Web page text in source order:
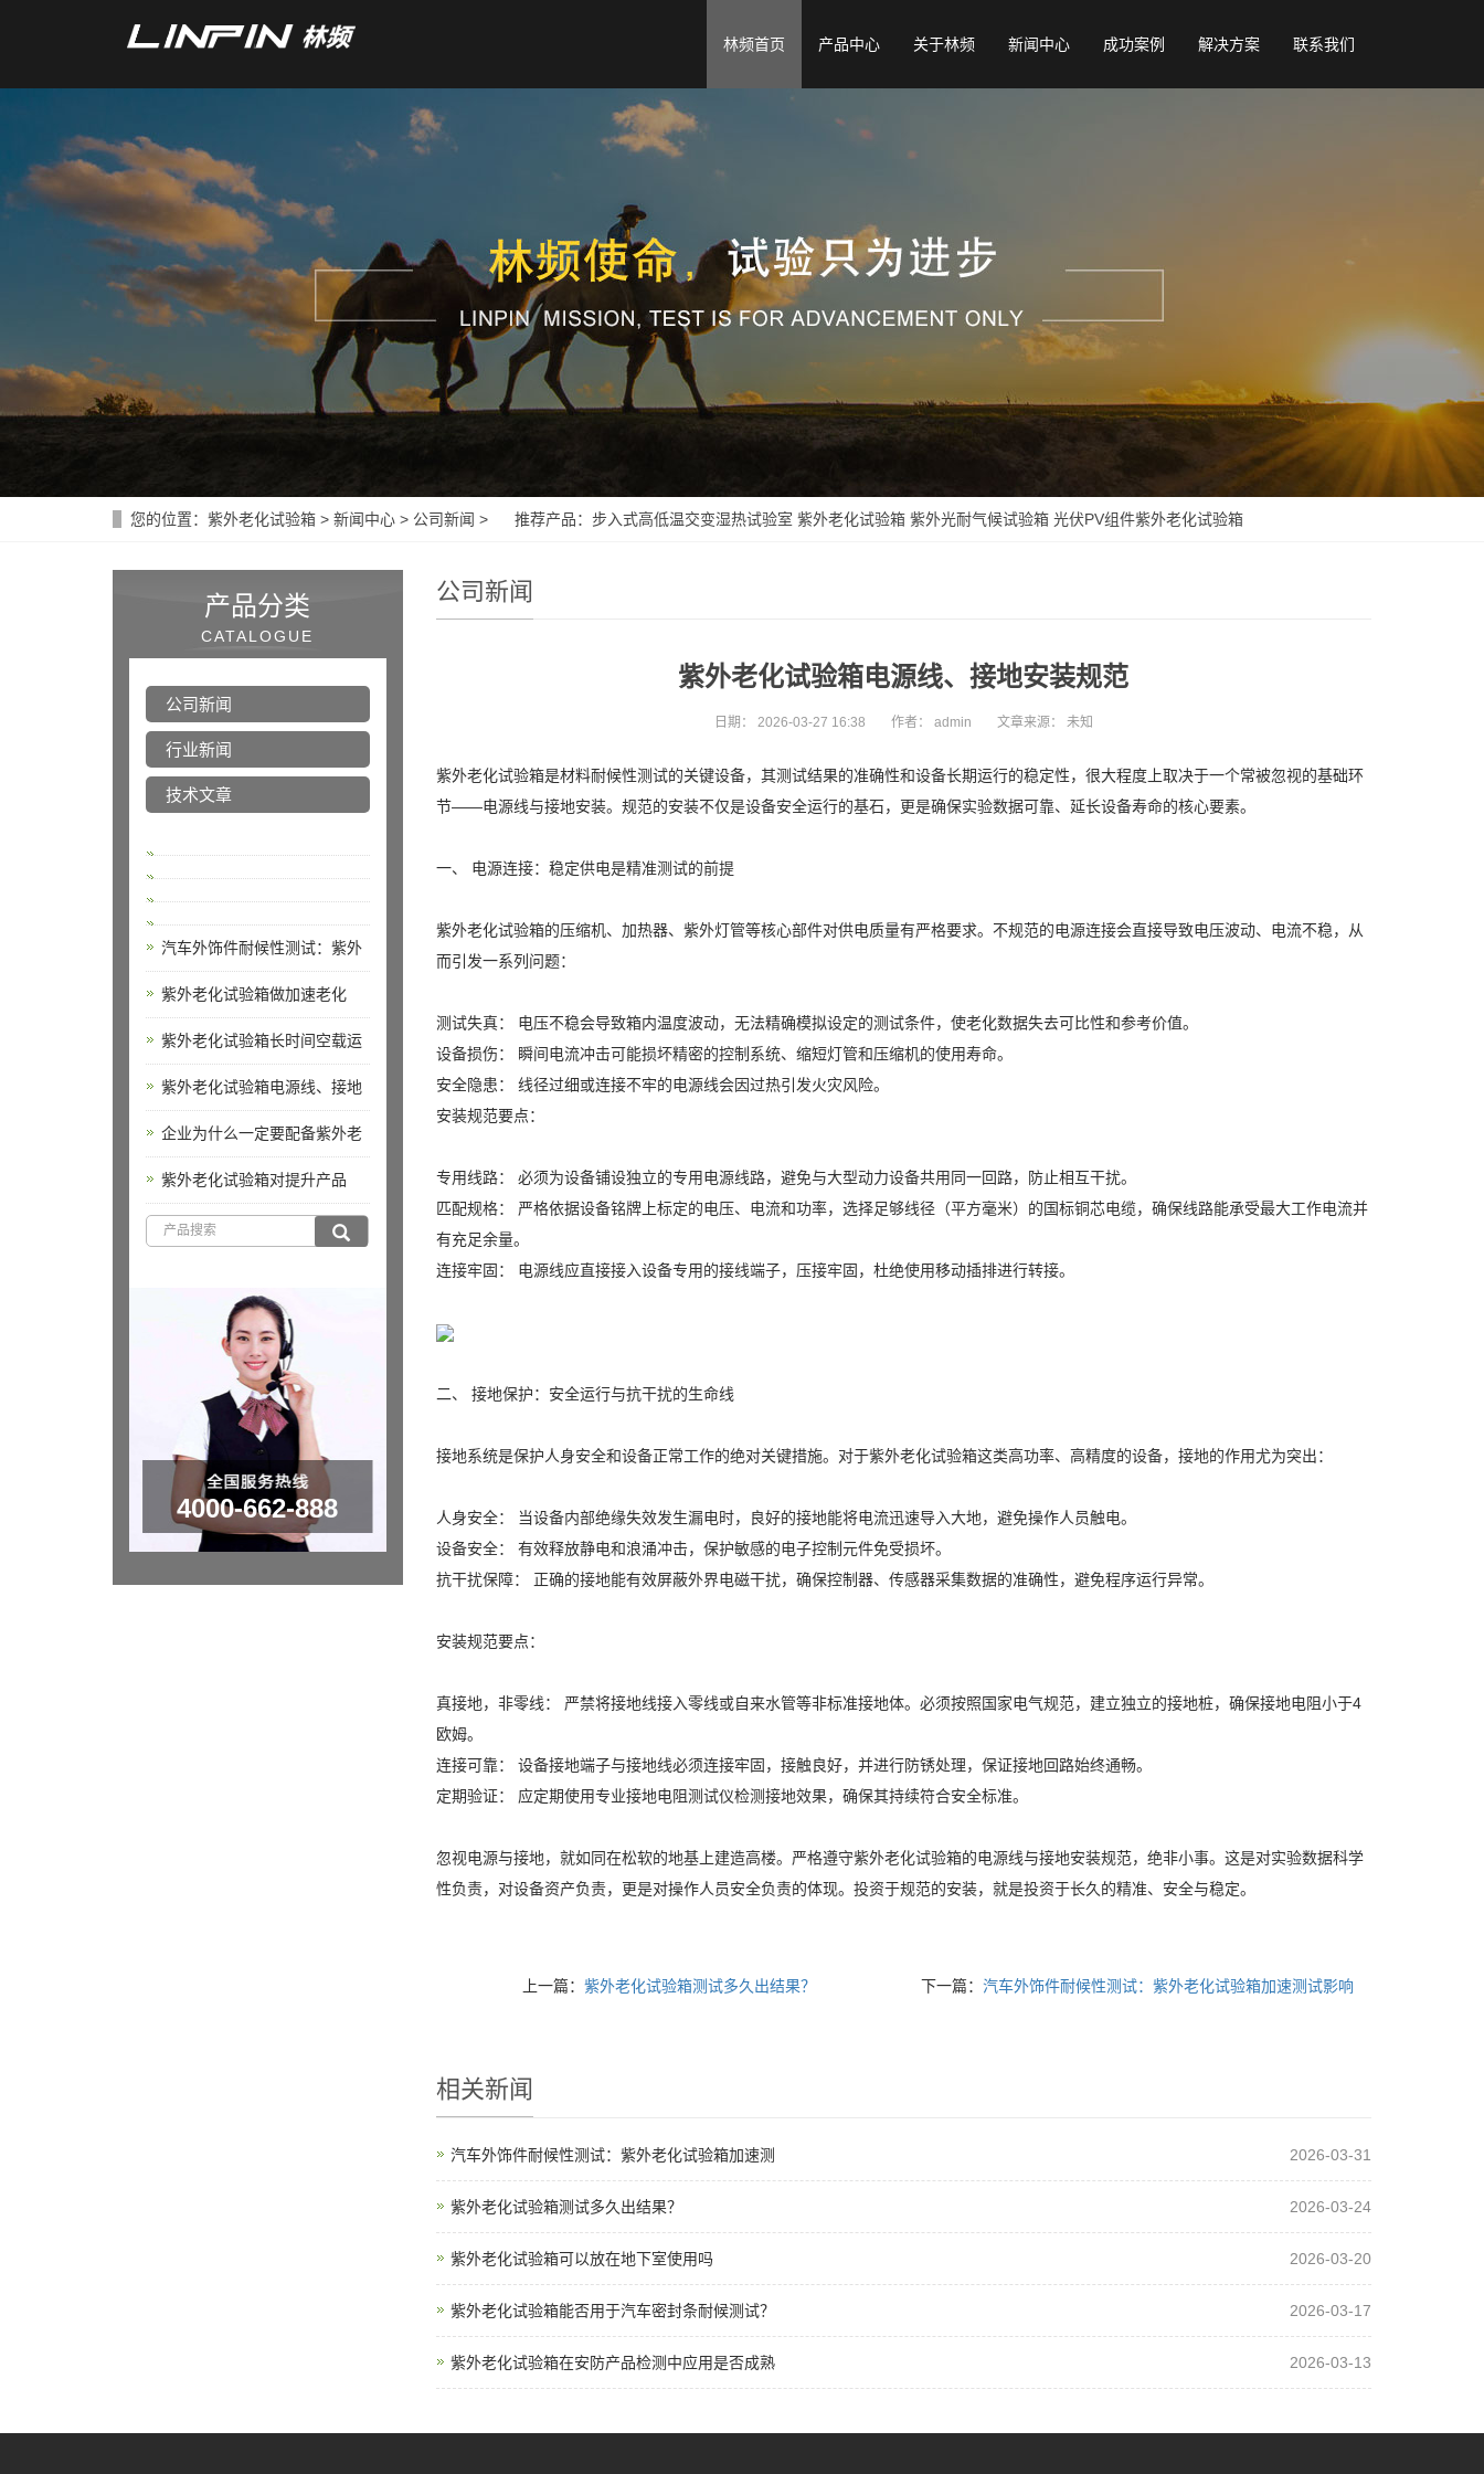
林频首页 产品中心 关于林频 新闻中心 成功案例 解决方案 联系我们
您的位置： 紫外老化试验箱 > 新闻中心 > 公司新闻 > 推荐产品： 步入式高低温交变湿热试验室 紫外老化试验箱 紫外光耐气候试验箱 光伏PV组件紫外老化试验箱
公司新闻
紫外老化试验箱电源线、接地安装规范
日期： 2026-03-27 16:38 作者： admin 文章来源： 未知
紫外老化试验箱是材料耐候性测试的关键设备，其测试结果的准确性和设备长期运行的稳定性，很大程度上取决于一个常被忽视的基础环
节——电源线与接地安装。规范的安装不仅是设备安全运行的基石，更是确保实验数据可靠、延长设备寿命的核心要素。
一、 电源连接：稳定供电是精准测试的前提
紫外老化试验箱的压缩机、加热器、紫外灯管等核心部件对供电质量有严格要求。不规范的电源连接会直接导致电压波动、电流不稳，从
而引发一系列问题：
测试失真： 电压不稳会导致箱内温度波动，无法精确模拟设定的测试条件，使老化数据失去可比性和参考价值。
设备损伤： 瞬间电流冲击可能损坏精密的控制系统、缩短灯管和压缩机的使用寿命。
安全隐患： 线径过细或连接不牢的电源线会因过热引发火灾风险。
安装规范要点：
专用线路： 必须为设备铺设独立的专用电源线路，避免与大型动力设备共用同一回路，防止相互干扰。
匹配规格： 严格依据设备铭牌上标定的电压、电流和功率，选择足够线径（平方毫米）的国标铜芯电缆，确保线路能承受最大工作电流并
有充足余量。
连接牢固： 电源线应直接接入设备专用的接线端子，压接牢固，杜绝使用移动插排进行转接。
二、 接地保护：安全运行与抗干扰的生命线
接地系统是保护人身安全和设备正常工作的绝对关键措施。对于紫外老化试验箱这类高功率、高精度的设备，接地的作用尤为突出：
人身安全： 当设备内部绝缘失效发生漏电时，良好的接地能将电流迅速导入大地，避免操作人员触电。
设备安全： 有效释放静电和浪涌冲击，保护敏感的电子控制元件免受损坏。
抗干扰保障： 正确的接地能有效屏蔽外界电磁干扰，确保控制器、传感器采集数据的准确性，避免程序运行异常。
安装规范要点：
真接地，非零线： 严禁将接地线接入零线或自来水管等非标准接地体。必须按照国家电气规范，建立独立的接地桩，确保接地电阻小于4
欧姆。
连接可靠： 设备接地端子与接地线必须连接牢固，接触良好，并进行防锈处理，保证接地回路始终通畅。
定期验证： 应定期使用专业接地电阻测试仪检测接地效果，确保其持续符合安全标准。
忽视电源与接地，就如同在松软的地基上建造高楼。严格遵守紫外老化试验箱的电源线与接地安装规范，绝非小事。这是对实验数据科学
性负责，对设备资产负责，更是对操作人员安全负责的体现。投资于规范的安装，就是投资于长久的精准、安全与稳定。
上一篇：紫外老化试验箱测试多久出结果？ 下一篇：汽车外饰件耐候性测试：紫外老化试验箱加速测试影响
相关新闻
汽车外饰件耐候性测试：紫外老化试验箱加速测 2026-03-31
紫外老化试验箱测试多久出结果？ 2026-03-24
紫外老化试验箱可以放在地下室使用吗 2026-03-20
紫外老化试验箱能否用于汽车密封条耐候测试？ 2026-03-17
紫外老化试验箱在安防产品检测中应用是否成熟 2026-03-13
产品分类
CATALOGUE
公司新闻
行业新闻
技术文章
汽车外饰件耐候性测试：紫外
紫外老化试验箱做加速老化
紫外老化试验箱长时间空载运
紫外老化试验箱电源线、接地
企业为什么一定要配备紫外老
紫外老化试验箱对提升产品
4000-662-888